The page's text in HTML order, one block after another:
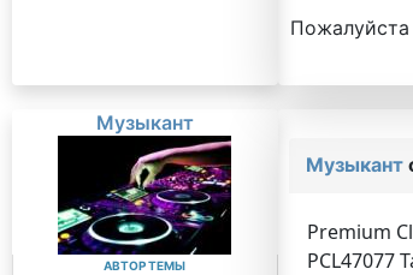
Пожалуйста
Музыкант
АВТОР ТЕМЫ
Музыкант
Premium
PCL47077